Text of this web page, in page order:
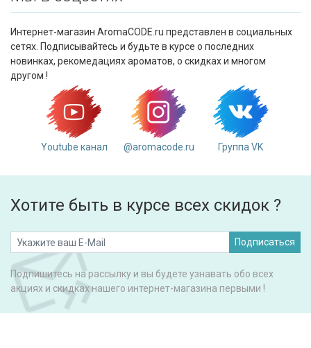
Интернет-магазин AromaCODE.ru представлен в социальных
сетях. Подписывайтесь и будьте в курсе о последних
новинках, рекомедациях ароматов, о скидках и многом
другом !
Youtube канал @aromacode.ru Группа VK
Хотите быть в курсе всех скидок ?
Подписаться
Подпишитесь на рассылку и вы будете узнавать обо всех
акциях и скидках нашего интернет-магазина первыми !